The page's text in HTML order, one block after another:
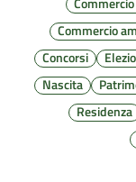
Commercio
Concorsi
Nascita
Residenza